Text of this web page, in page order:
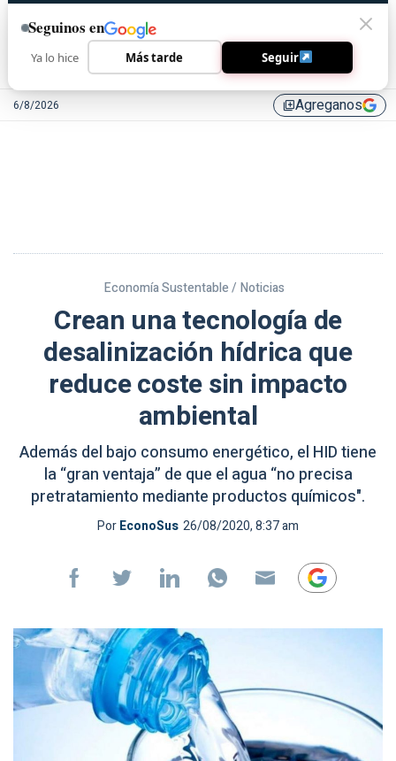
6/8/2026 library_addAgreganos
Economía Sustentable / Noticias
Crean una tecnología de
desalinización hídrica que
reduce coste sin impacto
ambiental
Además del bajo consumo energético, el HID tiene
la “gran ventaja” de que el agua “no precisa
pretratamiento mediante productos químicos".
PorEconoSus 26/08/2020, 8:37 am
Seguinos en
Ya lo hice Más tarde Seguir